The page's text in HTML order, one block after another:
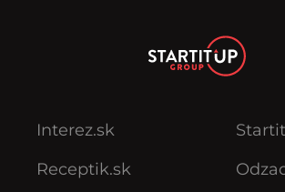
Interez.sk
Receptik.sk